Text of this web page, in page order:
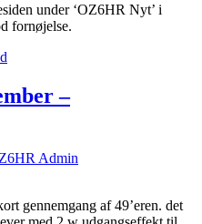
under ‘OZ6HR Nyt’ i
fornøjelse.
–
Admin
gennemgang af 49’eren. det